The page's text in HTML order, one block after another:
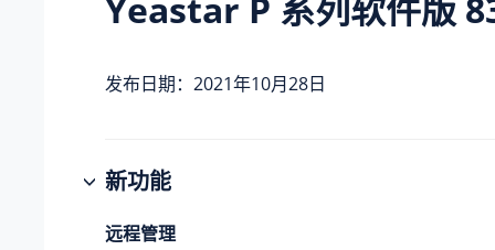
Yeastar P 系列软件版
发布日期：2021年10月28日
新功能
远程管理